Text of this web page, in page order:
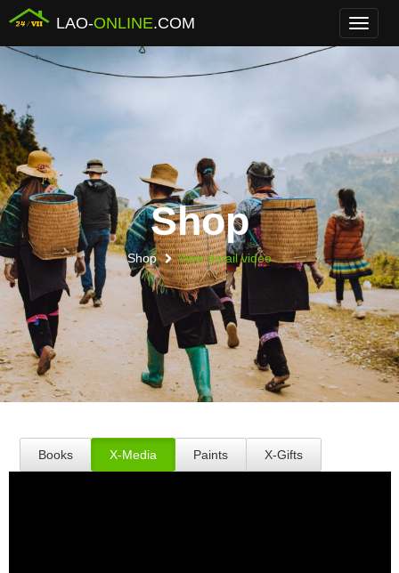
Menu
LAO-ONLINE.COM
Shop
Shop View detail video
Books X-Media Paints X-Gifts